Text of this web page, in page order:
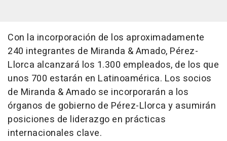
Con la incorporación de los aproximadamente
240 integrantes de Miranda & Amado, Pérez-
Llorca alcanzará los 1.300 empleados, de los que
unos 700 estarán en Latinoamérica. Los socios
de Miranda & Amado se incorporarán a los
órganos de gobierno de Pérez-Llorca y asumirán
posiciones de liderazgo en prácticas
internacionales clave.